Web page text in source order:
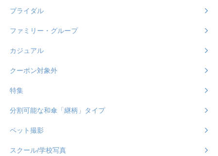
ブライダル
ファミリー・グループ
カジュアル
クーポン対象外
特集
分割可能な和傘「継柄」タイプ
ペット撮影
スクール/学校写真